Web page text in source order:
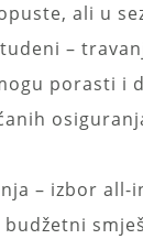
ali u
–
porasti i
– izbor all-